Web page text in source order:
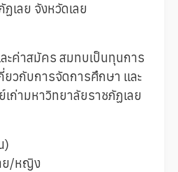
เลย จังหวัดเลย
ะค่าสมัคร สมทบเป็นทุนการ
ยวกับการจัดการศึกษา และ
ก่ามหาวิทยาลัยราชภัฏเลย
)
ย/หญิง